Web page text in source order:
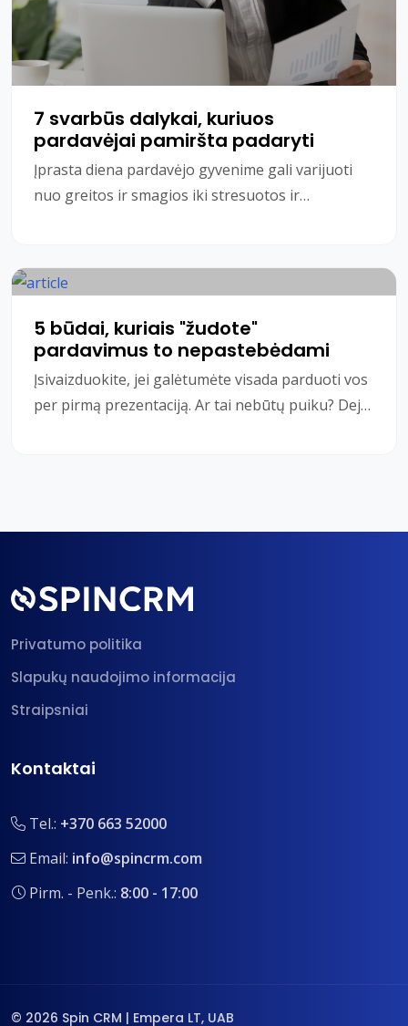
7 svarbūs dalykai, kuriuos
pardavėjai pamiršta padaryti
Įprasta diena pardavėjo gyvenime gali varijuoti
nuo greitos ir smagios iki stresuotos ir
5 būdai, kuriais "žudote"
pardavimus to nepastebėdami
Įsivaizduokite, jei galėtumėte visada parduoti vos
per pirmą prezentaciją. Ar tai nebūtų puiku? Deja,
Privatumo politika
Slapukų naudojimo informacija
Straipsniai
Kontaktai
Tel.: +370 663 52000
Email: info@spincrm.com
Pirm. - Penk.: 8:00 - 17:00
© 2026 Spin CRM | Empera LT, UAB